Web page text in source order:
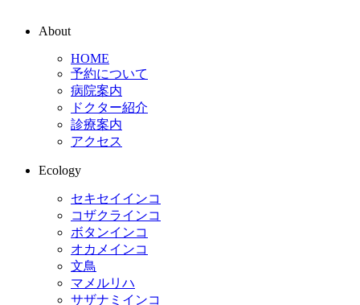
About
HOME
予約について
病院案内
ドクター紹介
診療案内
アクセス
Ecology
セキセイインコ
コザクラインコ
ボタンインコ
オカメインコ
文鳥
マメルリハ
サザナミインコ